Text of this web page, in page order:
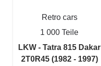
Retro cars
1 000 Teile
LKW - Tatra 815 Dakar
2T0R45 (1982 - 1997)